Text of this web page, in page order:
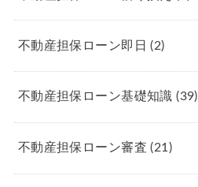
不動産担保ローン即日(2)
不動産担保ローン基礎知識(39)
不動産担保ローン審査(21)